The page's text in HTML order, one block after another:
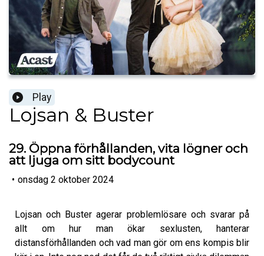
Play
Lojsan & Buster
29. Öppna förhållanden, vita lögner och
att ljuga om sitt bodycount
• onsdag 2 oktober 2024
Lojsan och Buster agerar problemlösare och svarar på
allt om hur man ökar sexlusten, hanterar
distansförhållanden och vad man gör om ens kompis blir